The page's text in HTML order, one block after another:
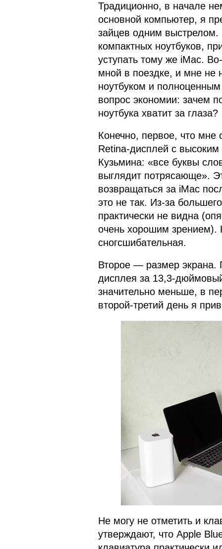
Традиционно, в начале
основной компьютер, я
зайцев одним
компактных ноутбуков,
уступать тому же iMac.
мной в поездке, и мне не
ноутбуком и
вопрос экономии: зачем
ноутбука хватит за глаза?
Конечно, первое, что мне
Retina-дисплей с
Кузьмина: «все буквы
выглядит потрясающе».
возвращаться за iMac
это не так. Из-за
практически не видна
очень хорошим зрением).
сногсшибательная.
Второе — размер экрана.
дисплея за 13,3-
значительно меньше, в
второй-третий день я
Не могу не отметить и
утверждают, что Apple